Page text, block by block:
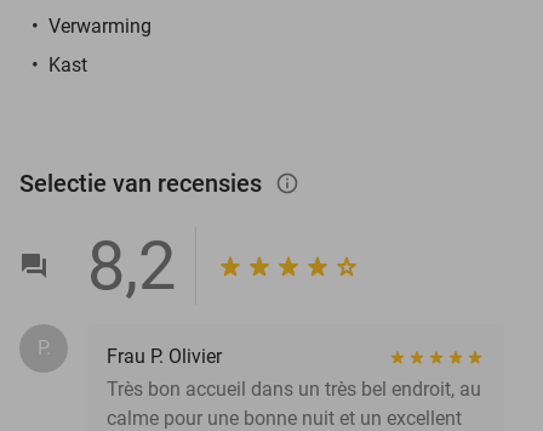
Verwarming
Kast
Selectie van recensies info_outlined
8,2
P.
Frau P. Olivier
Très bon accueil dans un très bel endroit, au
calme pour une bonne nuit et un excellent